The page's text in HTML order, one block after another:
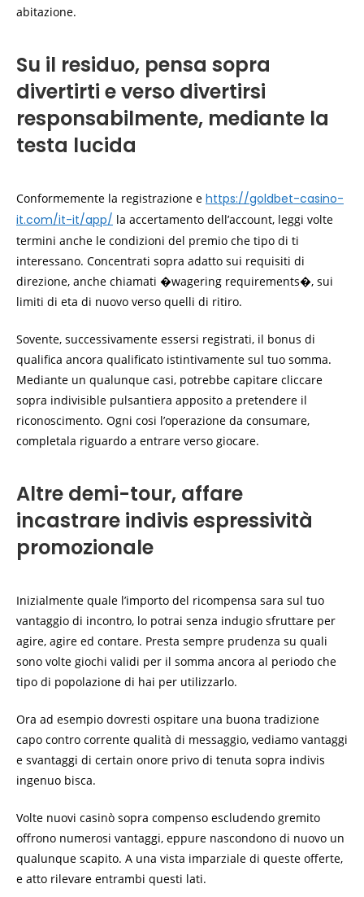
abitazione.
Su il residuo, pensa sopra
divertirti e verso divertirsi
responsabilmente, mediante la
testa lucida
Conformemente la registrazione e https://goldbet-casino-
it.com/it-it/app/ la accertamento dell’account, leggi volte
termini anche le condizioni del premio che tipo di ti
interessano. Concentrati sopra adatto sui requisiti di
direzione, anche chiamati �wagering requirements�, sui
limiti di eta di nuovo verso quelli di ritiro.
Sovente, successivamente essersi registrati, il bonus di
qualifica ancora qualificato istintivamente sul tuo somma.
Mediante un qualunque casi, potrebbe capitare cliccare
sopra indivisible pulsantiera apposito a pretendere il
riconoscimento. Ogni cosi l’operazione da consumare,
completala riguardo a entrare verso giocare.
Altre demi-tour, affare
incastrare indivis espressività
promozionale
Inizialmente quale l’importo del ricompensa sara sul tuo
vantaggio di incontro, lo potrai senza indugio sfruttare per
agire, agire ed contare. Presta sempre prudenza su quali
sono volte giochi validi per il somma ancora al periodo che
tipo di popolazione di hai per utilizzarlo.
Ora ad esempio dovresti ospitare una buona tradizione
capo contro corrente qualità di messaggio, vediamo vantaggi
e svantaggi di certain onore privo di tenuta sopra indivis
ingenuo bisca.
Volte nuovi casinò sopra compenso escludendo gremito
offrono numerosi vantaggi, eppure nascondono di nuovo un
qualunque scapito. A una vista imparziale di queste offerte,
e atto rilevare entrambi questi lati.